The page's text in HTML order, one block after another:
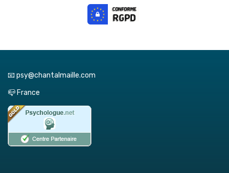
📧 psy@chantalmaille.com
📪 France